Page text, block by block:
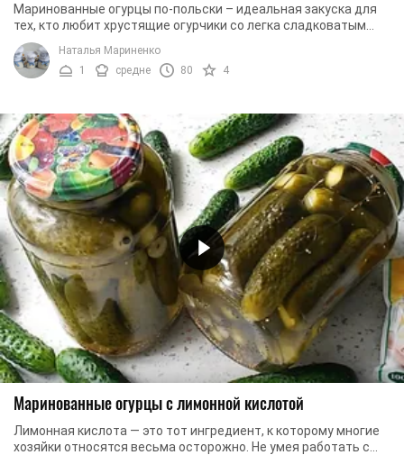
Маринованные огурцы по-польски – идеальная закуска для
тех, кто любит хрустящие огурчики со легка сладковатым
вкусом. И даже если ваша семья предана ...
Наталья Мариненко
1
средне 80 4
Маринованные огурцы с лимонной кислотой
Лимонная кислота — это тот ингредиент, к которому многие
хозяйки относятся весьма осторожно. Не умея работать с